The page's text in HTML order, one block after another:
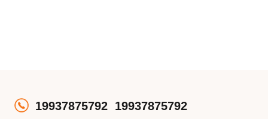
19937875792 19937875792